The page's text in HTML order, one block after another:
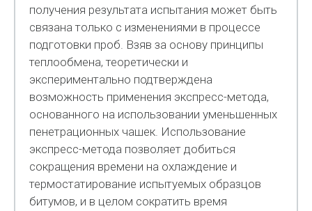
получения результата испытания может быть
связана только с изменениями в процессе
подготовки проб. Взяв за основу принципы
теплообмена, теоретически и
экспериментально подтверждена
возможность применения экспресс-метода,
основанного на использовании уменьшенных
пенетрационных чашек. Использование
экспресс-метода позволяет добиться
сокращения времени на охлаждение и
термостатирование испытуемых образцов
битумов, и в целом сократить время